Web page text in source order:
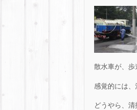
散水車が、歩
感覚的には
どうやら、